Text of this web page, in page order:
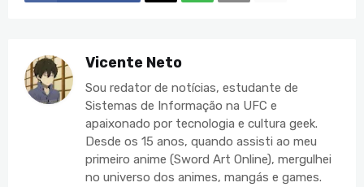
Vicente Neto
Sou redator de notícias, estudante de
Sistemas de Informação na UFC e
apaixonado por tecnologia e cultura geek.
Desde os 15 anos, quando assisti ao meu
primeiro anime (Sword Art Online), mergulhei
no universo dos animes, mangás e games.